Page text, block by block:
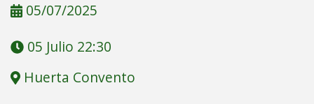
05/07/2025
05 Julio 22:30
Huerta Convento